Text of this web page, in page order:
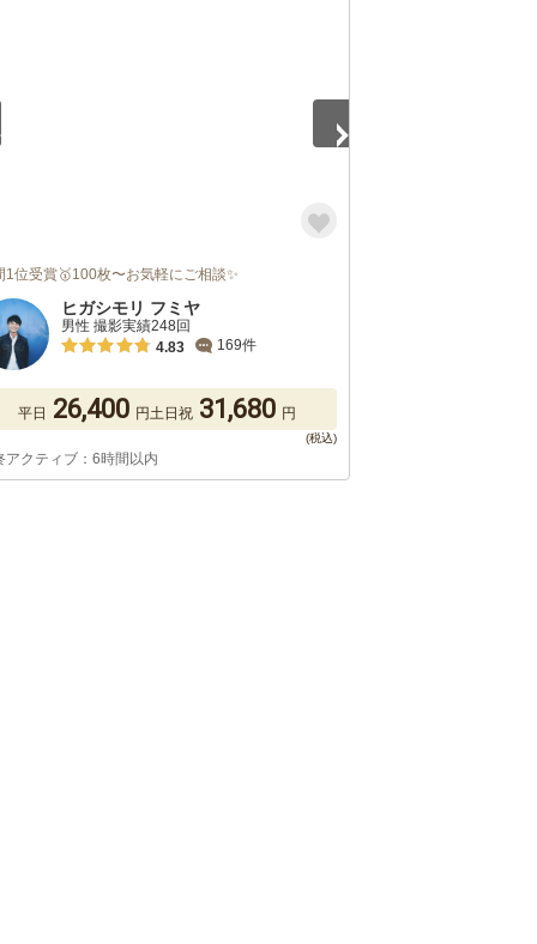
1位受賞🥇100枚〜お気軽にご相談✨
ヒガシモリ フミヤ
男性 撮影実績248回
4.83
169件
平日 26,400 円土日祝 31,680 円
アクティブ：6時間以内